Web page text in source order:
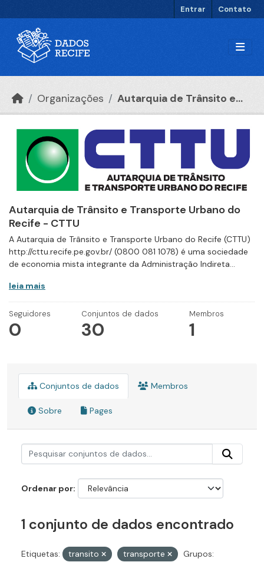
Entrar Contato
Organizações Autarquia de Trânsito e...
Autarquia de Trânsito e Transporte Urbano do
Recife - CTTU
A Autarquia de Trânsito e Transporte Urbano do Recife (CTTU)
http://cttu.recife.pe.gov.br/ (0800 081 1078) é uma sociedade
de economia mista integrante da Administração Indireta...
leia mais
Seguidores
0
Conjuntos de dados
30
Membros
1
Conjuntos de dados Membros
Sobre Pages
Ordenar por
1 conjunto de dados encontrado
Etiquetas: transito transporte
Grupos: